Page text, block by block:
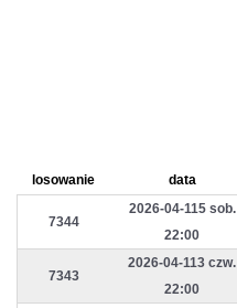
losowanie data
7344
2026-04-115 sob.
22:00
7343
2026-04-113 czw.
22:00